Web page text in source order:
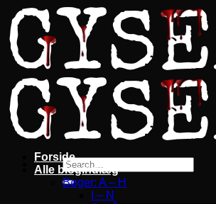
Fortsæt
til
indhold
Forside
Alle blogindlæg
Bøger: A – H
I – N